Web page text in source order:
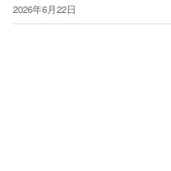
2026年6月22日